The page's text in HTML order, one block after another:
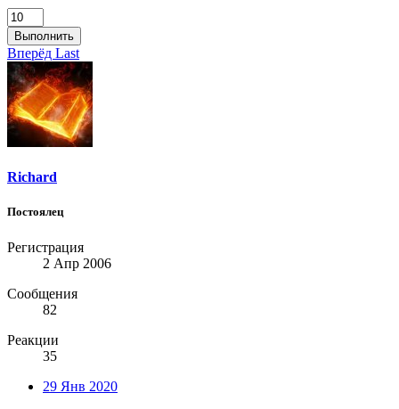
Выполнить
Вперёд Last
Richard
Постоялец
Регистрация
2 Апр 2006
Сообщения
82
Реакции
35
29 Янв 2020